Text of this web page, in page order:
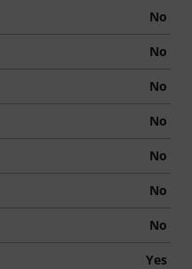
No
No
No
No
No
No
No
Yes